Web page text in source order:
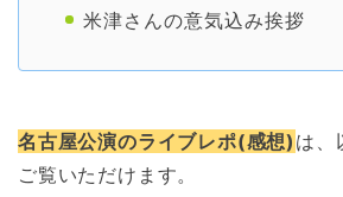
米津さんの意気込み挨拶
名古屋公演のライブレポ(感想) は、
ご覧いただけます。